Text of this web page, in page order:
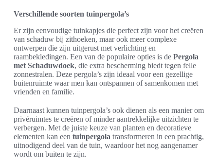
Verschillende soorten tuinpergola’s
Er zijn eenvoudige tuinkapjes die perfect zijn voor het creëren
van schaduw bij zithoeken, maar ook meer complexe
ontwerpen die zijn uitgerust met verlichting en
raambekledingen. Een van de populaire opties is de Pergola
met Schaduwdoek, die extra bescherming biedt tegen felle
zonnestralen. Deze pergola’s zijn ideaal voor een gezellige
buitenruimte waar men kan ontspannen of samenkomen met
vrienden en familie.
Daarnaast kunnen tuinpergola’s ook dienen als een manier om
privéruimtes te creëren of minder aantrekkelijke uitzichten te
verbergen. Met de juiste keuze van planten en decoratieve
elementen kan een tuinpergola transformeren in een prachtig,
uitnodigend deel van de tuin, waardoor het nog aangenamer
wordt om buiten te zijn.